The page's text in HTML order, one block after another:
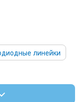
линейки